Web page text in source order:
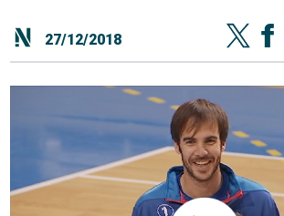
27/12/2018